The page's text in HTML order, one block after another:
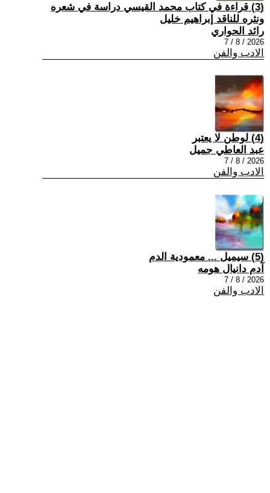
(3) قراءة في كتاب محمد القيسي دراسة في شعره
ونثره للناقد إبراهيم خليل
رائد الحواري
2026 / 8 / 7
الادب والفن
(4) لوطن لا يعتبر
عبد العاطي جميل
2026 / 8 / 7
الادب والفن
(5) سيميل ... معمودية الدم
آدم دانيال هومه
2026 / 8 / 7
الادب والفن